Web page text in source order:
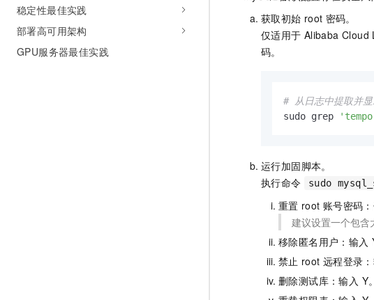
稳定性最佳实践
部署高可用架构
GPU服务器最佳实践
获取初始 root 密码。
仅适用于 Alibaba Cloud
码。
# 从日志中提取并
sudo grep
运行加固脚本。
执行命令
sudo
重置 root 账号密码
建议设置一个包含
移除匿名用户：输入
禁止 root 远程登录
删除测试库：输入 Y。